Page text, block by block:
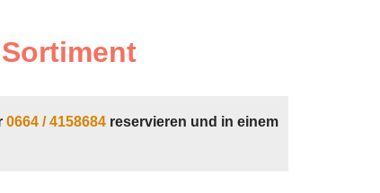
0664 / 4158684 reservieren und in einem